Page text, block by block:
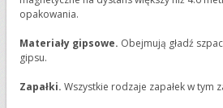
opakowania.
Materiały gipsowe. Obejmują gładź
gipsu.
Zapałki. Wszystkie rodzaje zapałek w tym